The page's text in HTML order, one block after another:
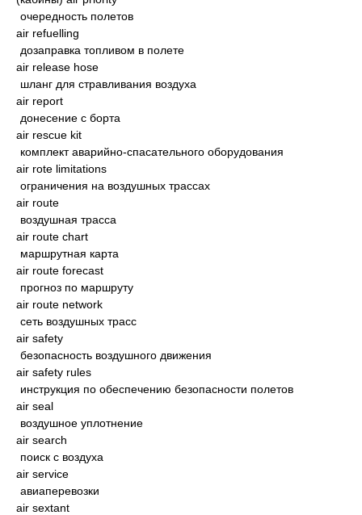
очередность полетов
air refuelling
дозаправка топливом в полете
air release hose
шланг для стравливания воздуха
air report
донесение с борта
air rescue kit
комплект аварийно-спасательного оборудования
air rote limitations
ограничения на воздушных трассах
air route
воздушная трасса
air route chart
маршрутная карта
air route forecast
прогноз по маршруту
air route network
сеть воздушных трасс
air safety
безопасность воздушного движения
air safety rules
инструкция по обеспечению безопасности полетов
air seal
воздушное уплотнение
air search
поиск с воздуха
air service
авиаперевозки
air sextant